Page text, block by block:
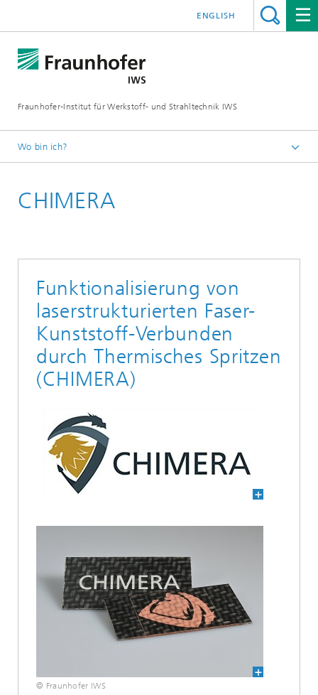
Fraunhofer-Institut für Werkstoff- und Strahltechnik IWS
ENGLISH
Wo bin ich?
Technologien und Kompetenzen
CHIMERA
Funktionalisierung von
laserstrukturierten Faser-
Kunststoff-Verbunden
durch Thermisches Spritzen
(CHIMERA)
© Fraunhofer IWS